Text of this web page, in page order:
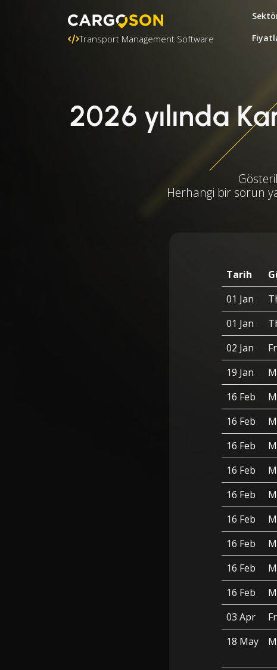
Transport Management Software
2026 yılında
Herhangi bir sorun
Tarih
01 Jan
01 Jan
02 Jan
19 Jan
16 Feb
16 Feb
16 Feb
16 Feb
16 Feb
16 Feb
16 Feb
16 Feb
16 Feb
03 Apr
18 May